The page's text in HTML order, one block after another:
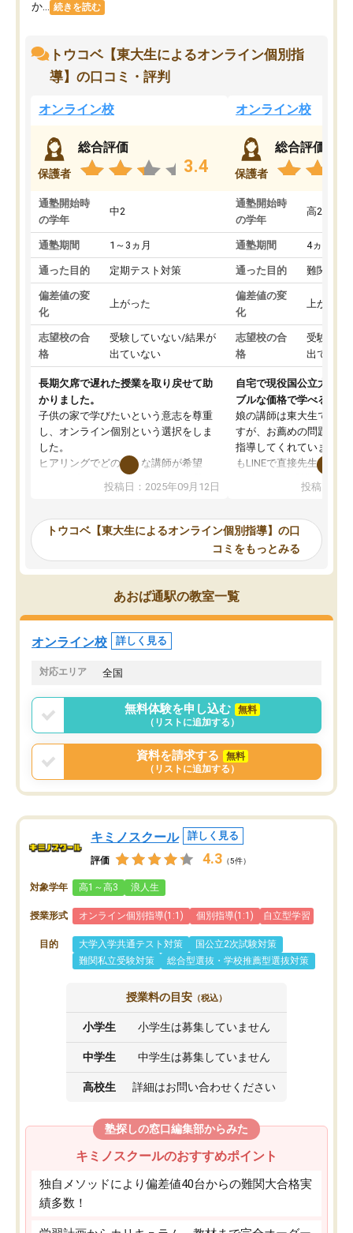
か... 続きを読む
トウコベ【東大生によるオンライン個別指
導】の口コミ・評判
オンライン校
保護者
総合評価
3.4
通塾開始時
の学年
中2
通塾期間 1～3ヵ月
通った目的 定期テスト対策
偏差値の変
化
上がった
志望校の合
格
受験していない/結果が
出ていない
長期欠席で遅れた授業を取り戻せて助
かりました。
子供の家で学びたいという意志を尊重
し、オンライン個別という選択をしま
した。
ヒアリングでどのような講師が希望
事が出来ました。
ーティングを行い、その講師で良いか
見てから講師を決定する事ができま
す。
うちの子は、初回面談の講師の方で決
オンラインツールを使用した単語帳の
共有があり宿題もそちらで出される形
でした。
言う事で講師変更の申し出があり、あ
まりに短期での変更だった為、塾に通
う事にして退会しました。遅れも取り
戻せ、授業内容や講師の方は良かった
と思います。
投稿日：2025年09月12日
オンライン校
保護者
総合評価
通塾開始時
の学年
高2
通塾期間 4ヵ月～1
通った目的 難関私立
偏差値の変
化
上がった
志望校の合
格
受験して
出ていな
自宅で現役国公立大学生
ブルな価格で学べる
娘の講師は東大生では無
すが、お薦めの問題集や
指導してくれています。
もLINEで直接先生に質問
めれるので、個人に合
いなのがあり(有料)、受
ことをどんなスケジュー
くか相談したのですが、
ち期待したものではなく
内容でした。それでも明
やる気も出ましたし、苦
くなってきたようなので
投稿日：
トウコベ【東大生によるオンライン個別指導】の口
コミをもっとみる
あおば通駅の教室一覧
オンライン校 詳しく見る
対応エリア 全国
無料体験を申し込む
無料
（リストに追加する）
資料を請求する
無料
（リストに追加する）
キミノスクール 詳しく見る
評価 4.3 （5件）
対象学年 高1～高3 浪人生
授業形式 オンライン個別指導(1:1) 個別指導(1:1) 自立型学習
目的 大学入学共通テスト対策
国公立2次試験対策
難関私立受験対策
総合型選抜・学校推薦型選抜対策
授業料の目安 （税込）
小学生 小学生は募集していません
中学生 中学生は募集していません
高校生 詳細はお問い合わせください
塾探しの窓口編集部からみた
キミノスクールのおすすめポイント
独自メソッドにより偏差値40台からの難関大合格実
績多数！